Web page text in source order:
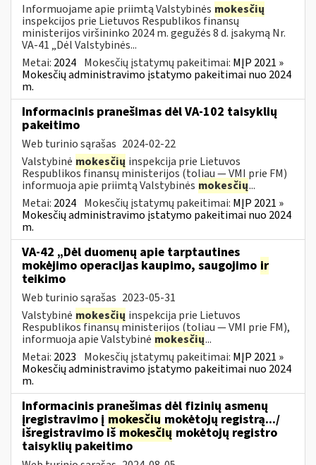
Informuojame apie priimtą Valstybinės mokesčių
inspekcijos prie Lietuvos Respublikos finansų
ministerijos viršininko 2024 m. gegužės 8 d. įsakymą Nr.
VA-41 „Dėl Valstybinės...
Metai: 2024 Mokesčių įstatymų pakeitimai: MĮP 2021 »
Mokesčių administravimo įstatymo pakeitimai nuo 2024
m.
Informacinis pranešimas dėl VA-102 taisyklių
pakeitimo
Web turinio sąrašas 2024-02-22
Valstybinė mokesčių inspekcija prie Lietuvos
Respublikos finansų ministerijos (toliau ― VMI prie FM)
informuoja apie priimtą Valstybinės mokesčių...
Metai: 2024 Mokesčių įstatymų pakeitimai: MĮP 2021 »
Mokesčių administravimo įstatymo pakeitimai nuo 2024
m.
VA-42 „Dėl duomenų apie tarptautines
mokėjimo operacijas kaupimo, saugojimo ir
teikimo
Web turinio sąrašas 2023-05-31
Valstybinė mokesčių inspekcija prie Lietuvos
Respublikos finansų ministerijos (toliau ― VMI prie FM),
informuoja apie Valstybinė mokesčių...
Metai: 2023 Mokesčių įstatymų pakeitimai: MĮP 2021 »
Mokesčių administravimo įstatymo pakeitimai nuo 2024
m.
Informacinis pranešimas dėl fizinių asmenų
įregistravimo į mokesčių mokėtojų registrą.../
išregistravimo išmokesčių mokėtojų registro
taisyklių pakeitimo